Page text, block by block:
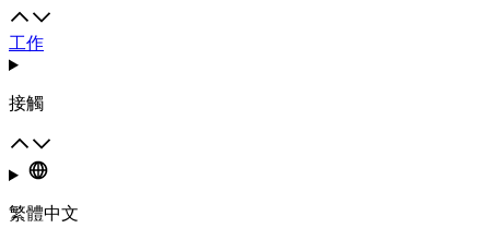
工作
接觸
繁體中文